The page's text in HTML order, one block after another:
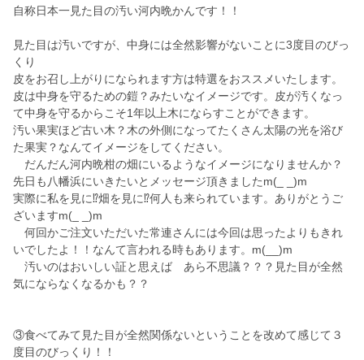
自称日本一見た目の汚い河内晩かんです！！
見た目は汚いですが、中身には全然影響がないことに3度目のびっ
くり
皮をお召し上がりになられます方は特選をおススメいたします。
皮は中身を守るための鎧？みたいなイメージです。皮が汚くなっ
て中身を守るからこそ1年以上木にならすことができます。
汚い果実ほど古い木？木の外側になってたくさん太陽の光を浴び
た果実？なんてイメージをしてください。
だんだん河内晩柑の畑にいるようなイメージになりませんか？
先日も八幡浜にいきたいとメッセージ頂きましたm(_ _)m
実際に私を見に⁉️畑を見に⁉️何人も来られています。ありがとうご
ざいますm(_ _)m
何回かご注文いただいた常連さんには今回は思ったよりもきれ
いでしたよ！！なんて言われる時もあります。m(__)m
汚いのはおいしい証と思えば あら不思議？？？見た目が全然
気にならなくなるかも？？
③食べてみて見た目が全然関係ないということを改めて感じて３
度目のびっくり！！